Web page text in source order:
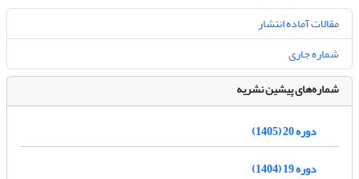
مقالات آماده انتشار
شماره جاری
شماره‌های پیشین نشریه
دوره 20 (1405)
دوره 19 (1404)